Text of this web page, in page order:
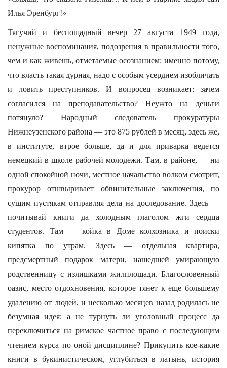
Илья Эренбург!»
Тягучий и беспощадный вечер 27 августа 1949 года,
ненужные воспоминания, подозрения в правильности того,
чем и как живешь, отметаемые осознанием: именно потому,
что власть такая дурная, надо с особым усердием изобличать
и ловить преступников. И вопросец возникает: зачем
согласился на преподавательство? Неужто на деньги
потянуло? Народный следователь прокуратуры
Нижнеузенского района — это 875 рублей в месяц, здесь же,
в институте, втрое больше, да и для приварка ведется
немецкий в школе рабочей молодежи. Там, в районе, — ни
одной спокойной ночи, местное начальство волком смотрит,
прокурор отшвыривает обвинительные заключения, по
сущим пустякам отправляя дела на доследование. Здесь —
почитывай книги да холодным глаголом жги сердца
студентов. Там — койка в Доме колхозника и поиски
кипятка по утрам. Здесь — отдельная квартира,
предсмертный подарок матери, нашедшей умирающую
родственницу с излишками жилплощади. Благословенный
оазис, место отдохновения, которое тянет к еще большему
удалению от людей, и несколько месяцев назад родилась не
безумная идея: а не турнуть ли уголовный процесс да
переключиться на римское частное право с последующим
чтением курса по оной дисциплине? Прикупить кое-какие
книги в букинистическом, углубиться в латынь, история